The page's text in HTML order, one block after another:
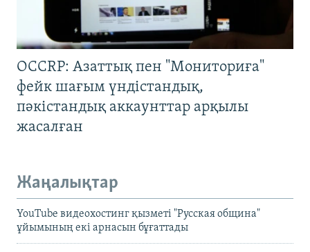
OCCRP: Азаттық пен "Мониториға"
фейк шағым үндістандық,
пәкістандық аккаунттар арқылы
жасалған
Жаңалықтар
YouTube видеохостинг қызметі "Русская община"
ұйымының екі арнасын бұғаттады